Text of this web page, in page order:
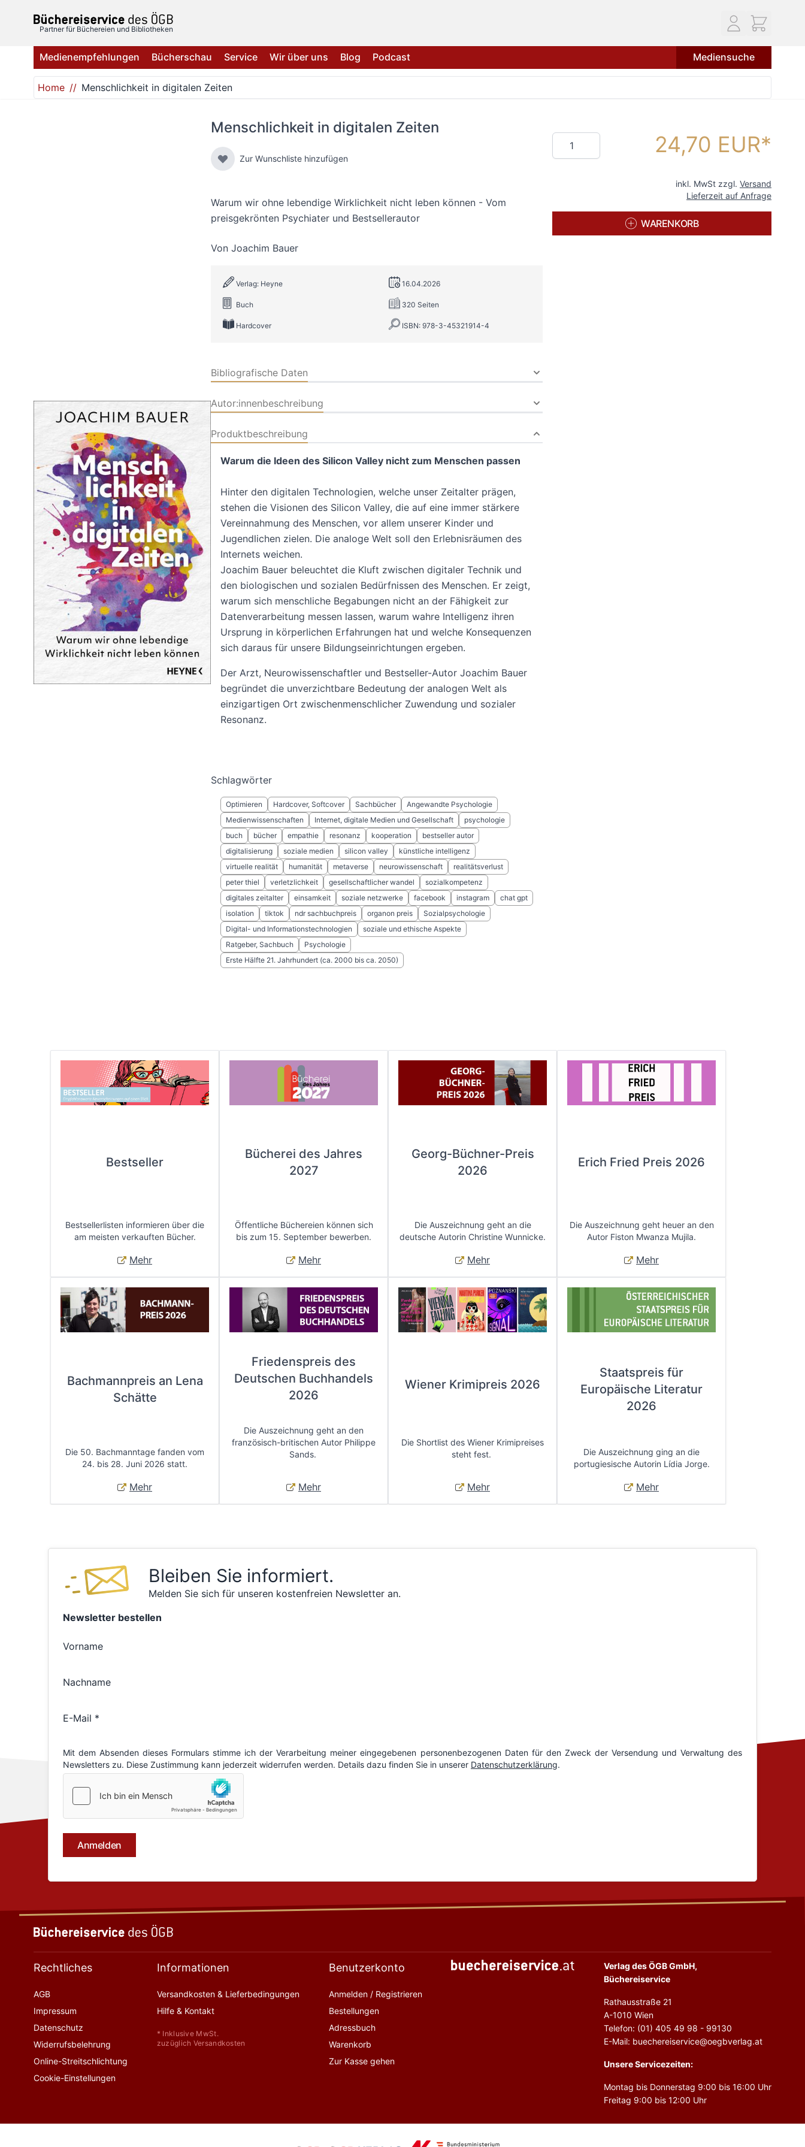
Partner für Büchereien und Bibliotheken
Medienempfehlungen Bücherschau Service Wir über uns Blog Podcast Mediensuche
Home Menschlichkeit in digitalen Zeiten
Menschlichkeit in digitalen Zeiten
Zur Wunschliste hinzufügen
Warum wir ohne lebendige Wirklichkeit nicht leben können - Vom
preisgekrönten Psychiater und Bestsellerautor
Von Joachim Bauer
Verlag: Heyne 16.04.2026
Buch 320 Seiten
Hardcover ISBN: 978-3-45321914-4
Bibliografische Daten
Autor:innenbeschreibung
Produktbeschreibung
Warum die Ideen des Silicon Valley nicht zum Menschen passen
Hinter den digitalen Technologien, welche unser Zeitalter prägen,
stehen die Visionen des Silicon Valley, die auf eine immer stärkere
Vereinnahmung des Menschen, vor allem unserer Kinder und
Jugendlichen zielen. Die analoge Welt soll den Erlebnisräumen des
Internets weichen.
Joachim Bauer beleuchtet die Kluft zwischen digitaler Technik und
den biologischen und sozialen Bedürfnissen des Menschen. Er zeigt,
warum sich menschliche Begabungen nicht an der Fähigkeit zur
Datenverarbeitung messen lassen, warum wahre Intelligenz ihren
Ursprung in körperlichen Erfahrungen hat und welche Konsequenzen
sich daraus für unsere Bildungseinrichtungen ergeben.
Der Arzt, Neurowissenschaftler und Bestseller-Autor Joachim Bauer
begründet die unverzichtbare Bedeutung der analogen Welt als
einzigartigen Ort zwischenmenschlicher Zuwendung und sozialer
Resonanz.
Schlagwörter
Optimieren Hardcover, Softcover Sachbücher
Angewandte Psychologie
Medienwissenschaften
Internet, digitale Medien und Gesellschaft
psychologie
buch
bücher empathie resonanz kooperation
bestseller autor
digitalisierung
soziale medien silicon valley
künstliche intelligenz
virtuelle realität
humanität metaverse neurowissenschaft
realitätsverlust
peter thiel
verletzlichkeit gesellschaftlicher wandel
sozialkompetenz
digitales zeitalter
einsamkeit soziale netzwerke facebook instagram
chat gpt
isolation
tiktok ndr sachbuchpreis organon preis
Sozialpsychologie
Digital- und Informationstechnologien
soziale und ethische Aspekte
Ratgeber, Sachbuch
Psychologie
Erste Hälfte 21. Jahrhundert (ca. 2000 bis ca. 2050)
Menge 24,70 EUR
inkl. MwSt zzgl. Versand
Lieferzeit auf Anfrage
WARENKORB
Bestseller
Bestsellerlisten informieren über die
am meisten verkauften Bücher.
Mehr
Bücherei des Jahres
2027
Öffentliche Büchereien können sich
bis zum 15. September bewerben.
Mehr
Georg-Büchner-Preis
2026
Die Auszeichnung geht an die
deutsche Autorin Christine Wunnicke.
Mehr
Erich Fried Preis 2026
Die Auszeichnung geht heuer an den
Autor Fiston Mwanza Mujila.
Mehr
Bachmannpreis an Lena
Schätte
Die 50. Bachmanntage fanden vom
24. bis 28. Juni 2026 statt.
Mehr
Friedenspreis des
Deutschen Buchhandels
2026
Die Auszeichnung geht an den
französisch-britischen Autor Philippe
Sands.
Mehr
Wiener Krimipreis 2026
Die Shortlist des Wiener Krimipreises
steht fest.
Mehr
Staatspreis für
Europäische Literatur
2026
Die Auszeichnung ging an die
portugiesische Autorin Lídia Jorge.
Mehr
Bleiben Sie informiert.
Melden Sie sich für unseren kostenfreien Newsletter an.
Rechtliches
AGB
Impressum
Datenschutz
Widerrufsbelehrung
Online-Streitschlichtung
Cookie-Einstellungen
Informationen
Versandkosten & Lieferbedingungen
Hilfe & Kontakt
* Inklusive MwSt.
zuzüglich Versandkosten
Benutzerkonto
Anmelden / Registrieren
Bestellungen
Adressbuch
Warenkorb
Zur Kasse gehen
Verlag des ÖGB GmbH,
Büchereiservice
Rathausstraße 21
A-1010 Wien
Telefon: (01) 405 49 98 - 99130
E-Mail: buechereiservice@oegbverlag.at
Unsere Servicezeiten:
Montag bis Donnerstag 9:00 bis 16:00 Uhr
Freitag 9:00 bis 12:00 Uhr